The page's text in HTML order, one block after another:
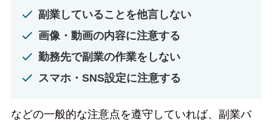
副業していることを他言しない
画像・動画の内容に注意する
勤務先で副業の作業をしない
スマホ・SNS設定に注意する
などの一般的な注意点を遵守していれば、副業バ